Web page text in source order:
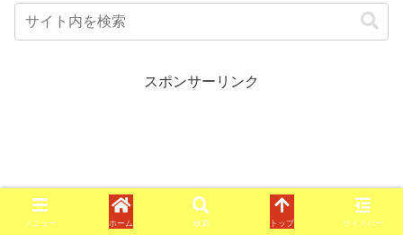
スポンサーリンク
メニュー ホーム 検索 トップ サイドバー